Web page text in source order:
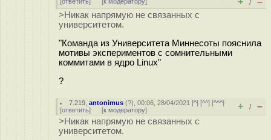
/
>Никак напрямую не связанных с
университетом.
"Команда из Университета Миннесоты пояснила
мотивы экспериментов с сомнительными
коммитами в ядро Linux"
?
7.219 ,antonimus (?), 00:06, 28/04/2021 [^] [^^] [^^^]
[ответить] [к модератору] + / –
>Никак напрямую не связанных с
университетом.